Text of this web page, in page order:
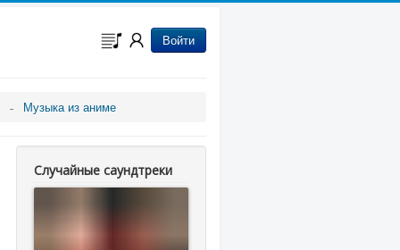
Войти
Музыка из аниме
Случайные саундтреки